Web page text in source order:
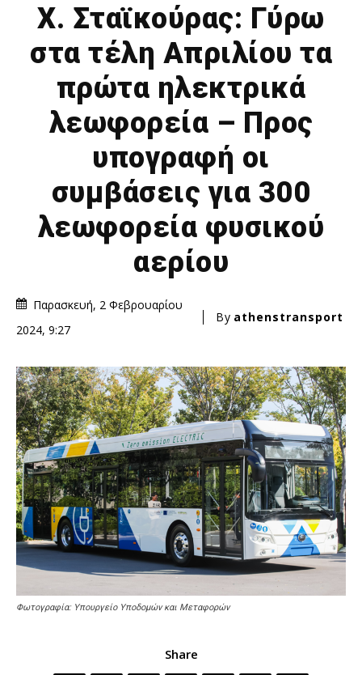
Χ. Σταϊκούρας: Γύρω
στα τέλη Απριλίου τα
πρώτα ηλεκτρικά
λεωφορεία – Προς
υπογραφή οι
συμβάσεις για 300
λεωφορεία φυσικού
αερίου
Παρασκευή, 2 Φεβρουαρίου
2024, 9:27
By athenstransport
Φωτογραφία: Υπουργείο Υποδομών και Μεταφορών
Share